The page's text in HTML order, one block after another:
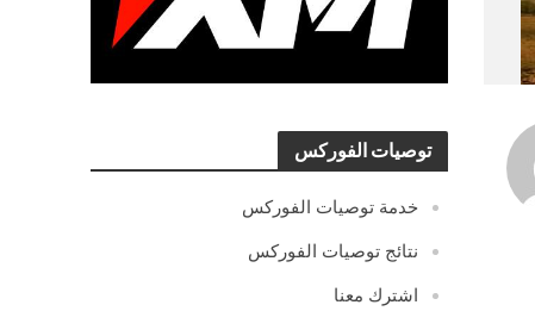
توصيات الفوركس
خدمة توصيات الفوركس
نتائج توصيات الفوركس
اشترك معنا